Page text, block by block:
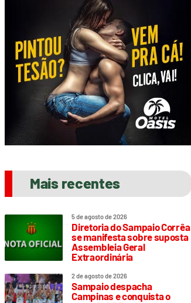
Mais recentes
5 de agosto de 2026
Diretoria do Sampaio Corrêa
se manifesta sobre suposta
Assembleia Geral
Extraordinária
2 de agosto de 2026
Sampaio despacha
Campinas e conquista o